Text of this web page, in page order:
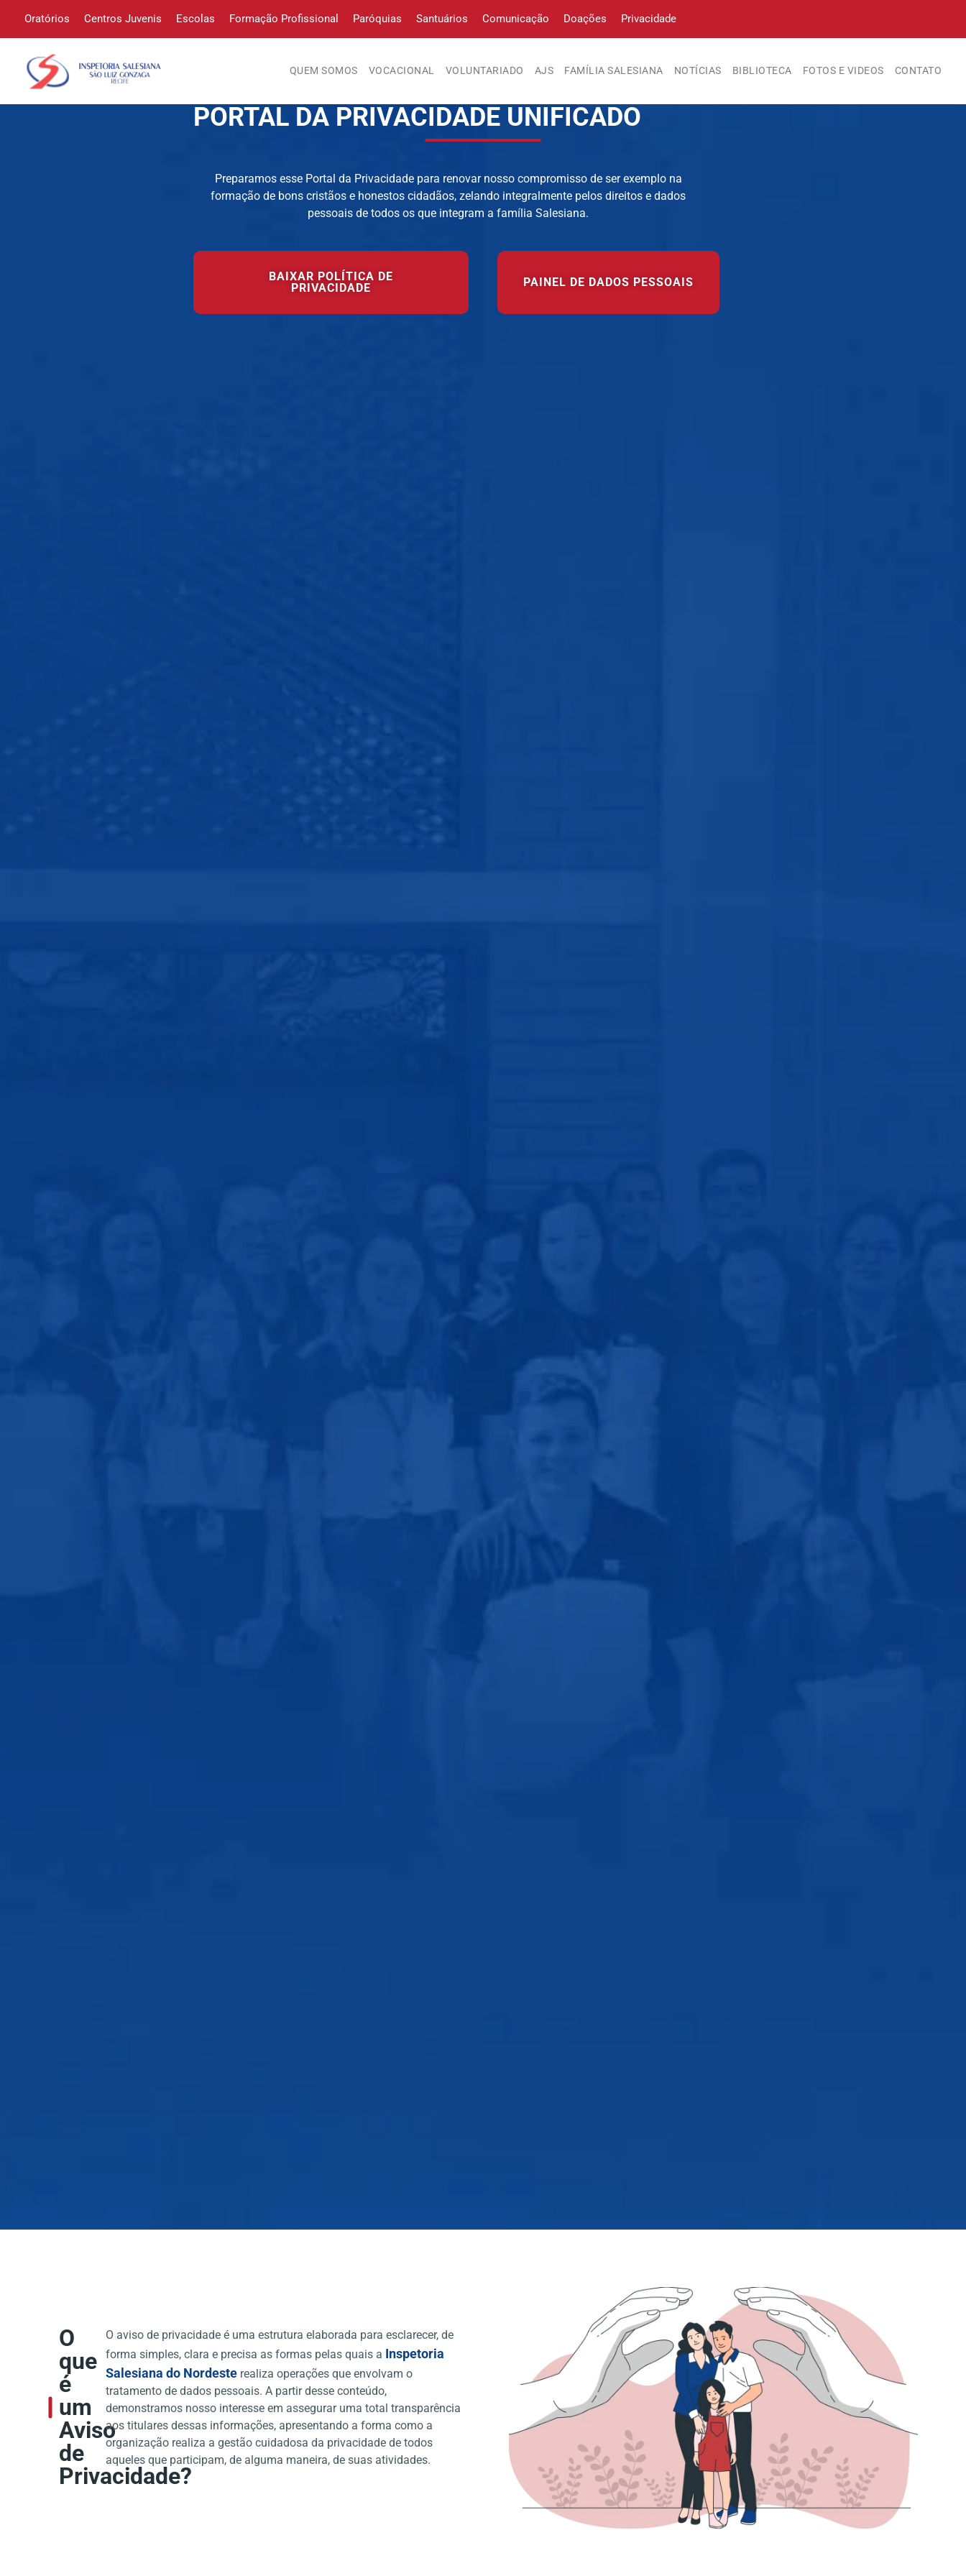
Oratórios Centros Juvenis Escolas Formação Profissional Paróquias Santuários Comunicação Doações Privacidade
QUEM SOMOS VOCACIONAL VOLUNTARIADO AJS FAMÍLIA SALESIANA NOTÍCIAS BIBLIOTECA FOTOS E VIDEOS CONTATO
PORTAL DA PRIVACIDADE UNIFICADO
Preparamos esse Portal da Privacidade para renovar nosso compromisso de ser exemplo na
formação de bons cristãos e honestos cidadãos, zelando integralmente pelos direitos e dados
pessoais de todos os que integram a família Salesiana.
BAIXAR POLÍTICA DE
PRIVACIDADE
PAINEL DE DADOS PESSOAIS
O
que
é
um
Aviso
de
Privacidade?
O aviso de privacidade é uma estrutura elaborada para esclarecer, de
forma simples, clara e precisa as formas pelas quais a Inspetoria
Salesiana do Nordesterealiza operações que envolvam o
tratamento de dados pessoais. A partir desse conteúdo,
demonstramos nosso interesse em assegurar uma total transparência
aos titulares dessas informações, apresentando a forma como a
organização realiza a gestão cuidadosa da privacidade de todos
aqueles que participam, de alguma maneira, de suas atividades.